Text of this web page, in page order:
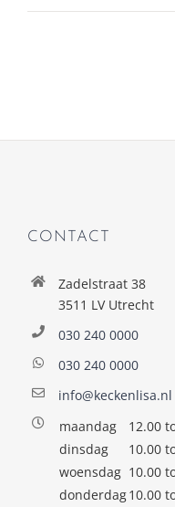
CONTACT
Zadelstraat 38
3511 LV Utrecht
030 240 0000
030 240 0000
info@keckenlisa.nl
maandag
12.00
dinsdag
10.00
woensdag 10.00
donderdag10.00